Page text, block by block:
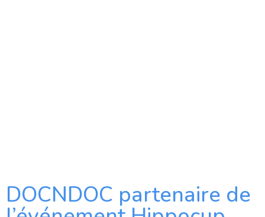
DOCNDOC partenaire de